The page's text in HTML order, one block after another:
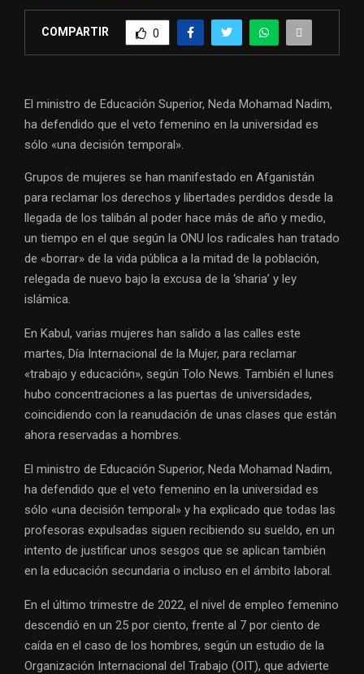
COMPARTIR 0
El ministro de Educación Superior, Neda Mohamad Nadim,
ha defendido que el veto femenino en la universidad es
sólo «una decisión temporal».
Grupos de mujeres se han manifestado en Afganistán
para reclamar los derechos y libertades perdidos desde la
llegada de los talibán al poder hace más de año y medio,
un tiempo en el que según la ONU los radicales han tratado
de «borrar» de la vida pública a la mitad de la población,
relegada de nuevo bajo la excusa de la ‘sharia’ y ley
islámica.
En Kabul, varias mujeres han salido a las calles este
martes, Día Internacional de la Mujer, para reclamar
«trabajo y educación», según Tolo News. También el lunes
hubo concentraciones a las puertas de universidades,
coincidiendo con la reanudación de unas clases que están
ahora reservadas a hombres.
El ministro de Educación Superior, Neda Mohamad Nadim,
ha defendido que el veto femenino en la universidad es
sólo «una decisión temporal» y ha explicado que todas las
profesoras expulsadas siguen recibiendo su sueldo, en un
intento de justificar unos sesgos que se aplican también
en la educación secundaria o incluso en el ámbito laboral.
En el último trimestre de 2022, el nivel de empleo femenino
descendió en un 25 por ciento, frente al 7 por ciento de
caída en el caso de los hombres, según un estudio de la
Organización Internacional del Trabajo (OIT), que advierte